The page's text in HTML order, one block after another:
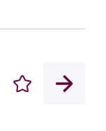
Enregistrer